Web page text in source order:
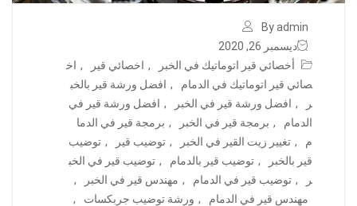
By admin
ديسمبر 26, 2020
أخصائي قير اتوماتيك في الخبر
, اخصائي قير , اخ
صائي قير اتوماتيك في الدمام
, افضل ورشة قير بالخب
ر
, افضل ورشة قير في الخبر , افضل ورشة قير في
الدمام
, برمجة قير في الخبر , برمجة قير في الدما
م
, تغيير زيت القير في الخبر , توضيب قير , توضيب
قير بالخبر
, توضيب قير بالدمام , توضيب قير في الخب
ر
, توضيب قير في الدمام , مهندس قير في الخبر
,
مهندس قير في الدمام
, ورشة توضيب جربكسات
,